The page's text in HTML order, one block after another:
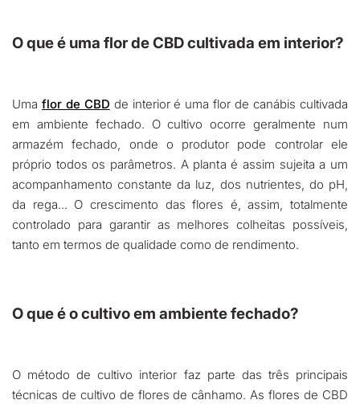
O que é uma flor de CBD cultivada em interior?
Uma flor de CBD de interior é uma flor de canábis cultivada
em ambiente fechado. O cultivo ocorre geralmente num
armazém fechado, onde o produtor pode controlar ele
próprio todos os parâmetros. A planta é assim sujeita a um
acompanhamento constante da luz, dos nutrientes, do pH,
da rega... O crescimento das flores é, assim, totalmente
controlado para garantir as melhores colheitas possíveis,
tanto em termos de qualidade como de rendimento.
O que é o cultivo em ambiente fechado?
O método de cultivo interior faz parte das três principais
técnicas de cultivo de flores de cânhamo. As flores de CBD